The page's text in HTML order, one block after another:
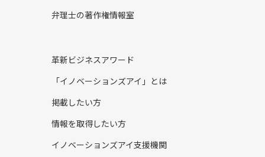
弁理士の著作権情報室
革新ビジネスアワード
「イノベーションズアイ」とは
掲載したい方
情報を取得したい方
イノベーションズアイ支援機関